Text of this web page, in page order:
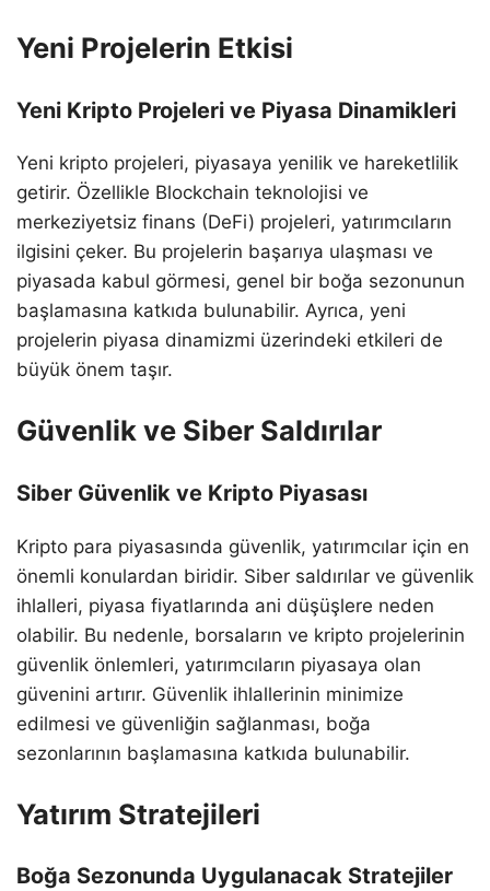
Yeni Projelerin Etkisi
Yeni Kripto Projeleri ve Piyasa Dinamikleri
Yeni kripto projeleri, piyasaya yenilik ve hareketlilik
getirir. Özellikle Blockchain teknolojisi ve
merkeziyetsiz finans (DeFi) projeleri, yatırımcıların
ilgisini çeker. Bu projelerin başarıya ulaşması ve
piyasada kabul görmesi, genel bir boğa sezonunun
başlamasına katkıda bulunabilir. Ayrıca, yeni
projelerin piyasa dinamizmi üzerindeki etkileri de
büyük önem taşır.
Güvenlik ve Siber Saldırılar
Siber Güvenlik ve Kripto Piyasası
Kripto para piyasasında güvenlik, yatırımcılar için en
önemli konulardan biridir. Siber saldırılar ve güvenlik
ihlalleri, piyasa fiyatlarında ani düşüşlere neden
olabilir. Bu nedenle, borsaların ve kripto projelerinin
güvenlik önlemleri, yatırımcıların piyasaya olan
güvenini artırır. Güvenlik ihlallerinin minimize
edilmesi ve güvenliğin sağlanması, boğa
sezonlarının başlamasına katkıda bulunabilir.
Yatırım Stratejileri
Boğa Sezonunda Uygulanacak Stratejiler